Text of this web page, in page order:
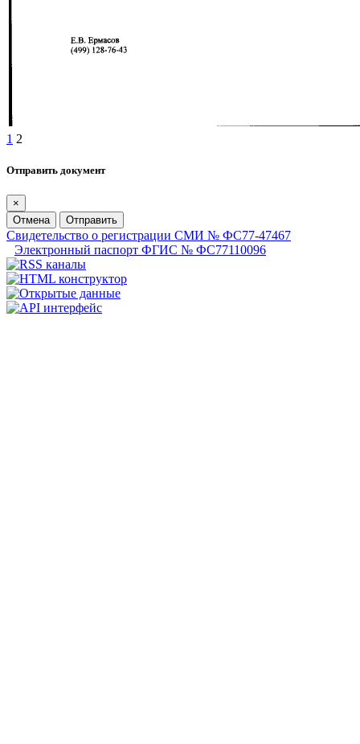
1 2
Отправить документ
×
Отмена
Отправить
Свидетельство о регистрации СМИ № ФС77-47467
Электронный паспорт ФГИС № ФС77110096